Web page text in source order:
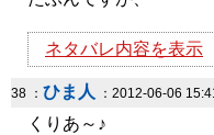
ネタバレ内容を表示
38 ： ひま人 ：2012-06-06
くりあ～♪